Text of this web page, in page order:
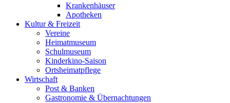
Krankenhäuser
Apotheken
Kultur & Freizeit
Vereine
Heimatmuseum
Schulmuseum
Kinderkino-Saison
Ortsheimatpflege
Wirtschaft
Post & Banken
Gastronomie & Übernachtungen